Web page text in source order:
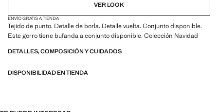
VER LOOK
ENVÍO GRATIS A TIENDA
Tejido de punto. Detalle de borla. Detalle vuelta. Conjunto disponible.
Este gorro tiene bufanda a conjunto disponible. Colección Navidad
DETALLES, COMPOSICIÓN Y CUIDADOS
DISPONIBILIDAD EN TIENDA